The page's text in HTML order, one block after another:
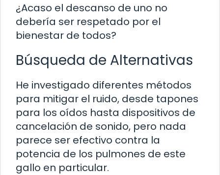
¿Acaso el descanso de uno no
debería ser respetado por el
bienestar de todos?
Búsqueda de Alternativas
He investigado diferentes métodos
para mitigar el ruido, desde tapones
para los oídos hasta dispositivos de
cancelación de sonido, pero nada
parece ser efectivo contra la
potencia de los pulmones de este
gallo en particular.